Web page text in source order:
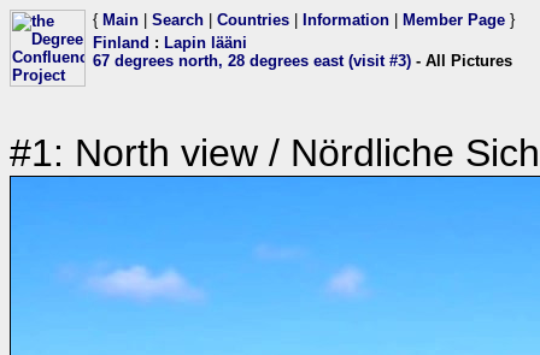
{ Main Search Countries Information Member Page }
Finland : Lapin lääni
67 degrees north, 28 degrees east (visit #3) - All Pictures
#1: North view / Nördliche